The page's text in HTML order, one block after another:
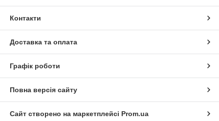
Контакти
Доставка та оплата
Графік роботи
Повна версія сайту
Сайт створено на маркетплейсі Prom.ua